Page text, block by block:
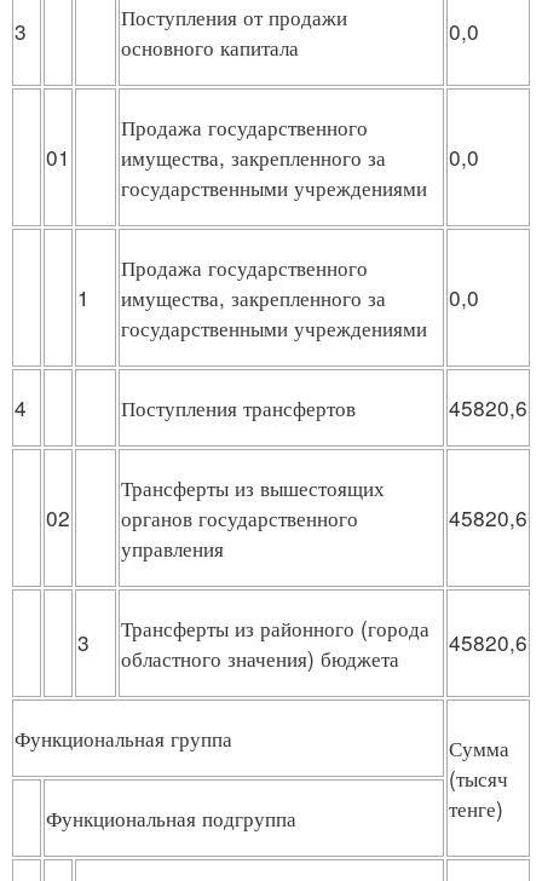
3
Поступления от продажи
основного капитала
0,0
01
Продажа государственного
имущества, закрепленного за
государственными учреждениями
0,0
1
Продажа государственного
имущества, закрепленного за
государственными учреждениями
0,0
4 Поступления трансфертов 45820,6
02
Трансферты из вышестоящих
органов государственного
управления
45820,6
3
Трансферты из районного (города
областного значения) бюджета
45820,6
Функциональная группа
Сумма
(тысяч
тенге)
Функциональная подгруппа